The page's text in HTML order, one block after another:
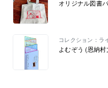
オリジナル図書
コレクション：ラ
よむぞう (恩納